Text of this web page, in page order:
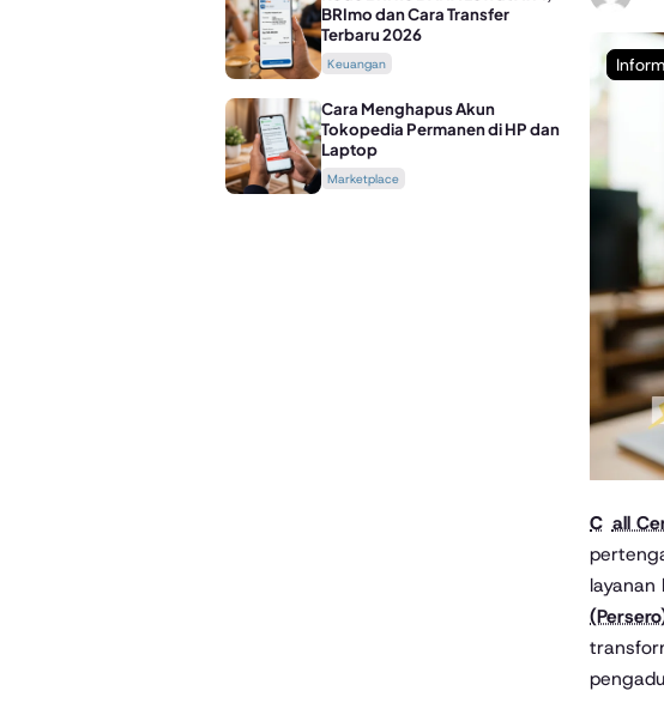
BRImo dan Cara Transfer
Terbaru 2026
Keuangan
Cara Menghapus Akun
Tokopedia Permanen di HP dan
Laptop
Marketplace
Call